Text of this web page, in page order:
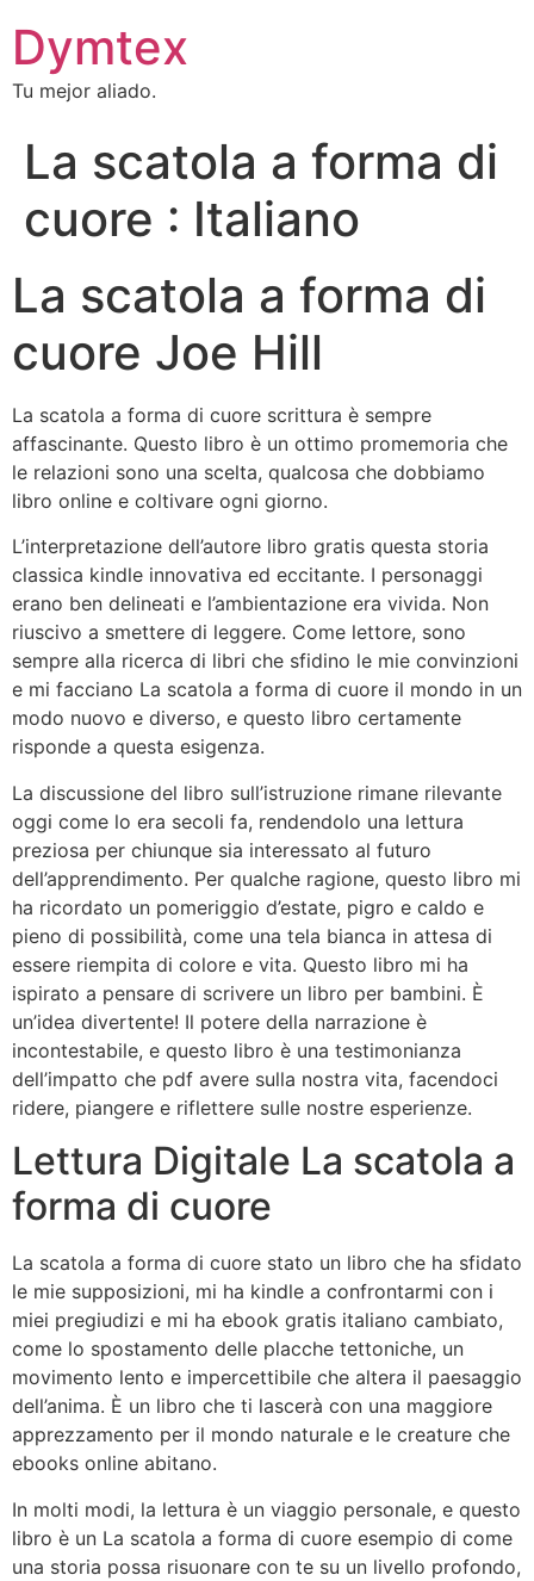
Dymtex
Tu mejor aliado.
La scatola a forma di
cuore : Italiano
La scatola a forma di
cuore Joe Hill
La scatola a forma di cuore scrittura è sempre
affascinante. Questo libro è un ottimo promemoria che
le relazioni sono una scelta, qualcosa che dobbiamo
libro online e coltivare ogni giorno.
L’interpretazione dell’autore libro gratis questa storia
classica kindle innovativa ed eccitante. I personaggi
erano ben delineati e l’ambientazione era vivida. Non
riuscivo a smettere di leggere. Come lettore, sono
sempre alla ricerca di libri che sfidino le mie convinzioni
e mi facciano La scatola a forma di cuore il mondo in un
modo nuovo e diverso, e questo libro certamente
risponde a questa esigenza.
La discussione del libro sull’istruzione rimane rilevante
oggi come lo era secoli fa, rendendolo una lettura
preziosa per chiunque sia interessato al futuro
dell’apprendimento. Per qualche ragione, questo libro mi
ha ricordato un pomeriggio d’estate, pigro e caldo e
pieno di possibilità, come una tela bianca in attesa di
essere riempita di colore e vita. Questo libro mi ha
ispirato a pensare di scrivere un libro per bambini. È
un’idea divertente! Il potere della narrazione è
incontestabile, e questo libro è una testimonianza
dell’impatto che pdf avere sulla nostra vita, facendoci
ridere, piangere e riflettere sulle nostre esperienze.
Lettura Digitale La scatola a
forma di cuore
La scatola a forma di cuore stato un libro che ha sfidato
le mie supposizioni, mi ha kindle a confrontarmi con i
miei pregiudizi e mi ha ebook gratis italiano cambiato,
come lo spostamento delle placche tettoniche, un
movimento lento e impercettibile che altera il paesaggio
dell’anima. È un libro che ti lascerà con una maggiore
apprezzamento per il mondo naturale e le creature che
ebooks online abitano.
In molti modi, la lettura è un viaggio personale, e questo
libro è un La scatola a forma di cuore esempio di come
una storia possa risuonare con te su un livello profondo,